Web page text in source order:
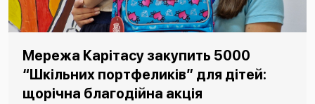
Мережа Карітасу закупить 5000
“Шкільних портфеликів” для дітей:
щорічна благодійна акція